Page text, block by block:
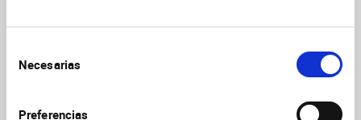
Necesarias
Preferencias